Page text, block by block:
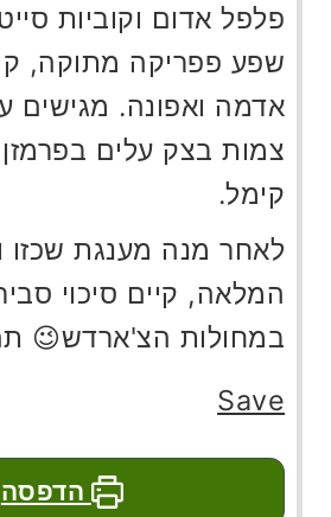
פלפל אדום וקוביות
שפע פפריקה מתוקה,
אדמה ואפונה. מגישים
צמות בצק עלים בפרמזן
קימל.
לאחר מנה מענגת שכזו
המלאה, קיים סיכוי
במחולות הצ'ארדש😉
Save
הדפסה